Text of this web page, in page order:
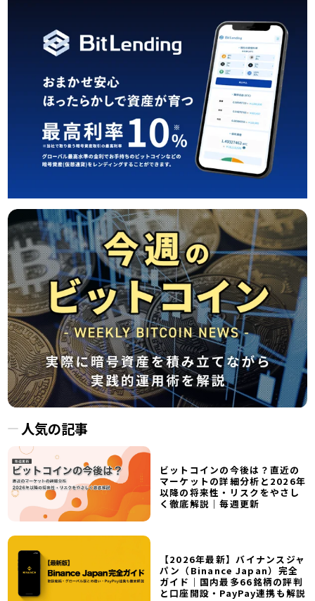
人気の記事
ビットコインの今後は？直近の
マーケットの詳細分析と2026年
以降の将来性・リスクをやさし
く徹底解説｜毎週更新
【2026年最新】バイナンスジャ
パン（Binance Japan）完全
ガイド｜国内最多66銘柄の評判
と口座開設・PayPay連携も解説